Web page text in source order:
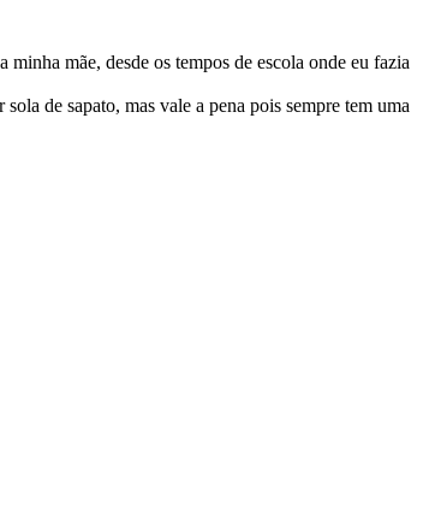
mãe, desde os tempos de escola onde eu fazia
de sapato, mas vale a pena pois sempre tem uma